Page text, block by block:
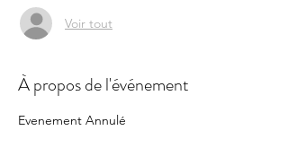
Voir tout
À propos de l'événement
Evenement Annulé